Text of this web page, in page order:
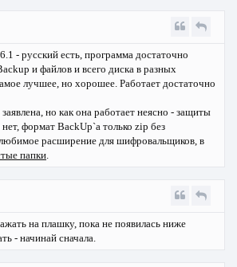
- русский есть, программа достаточно
и файлов и всего диска в разных
лучшее, но хорошее. Работает достаточно
но как она работает неясно - защиты
формат BackUp`a только zip без
расширение для шифровальщиков, в
папки
на плашку, пока не появилась ниже
- начинай сначала.